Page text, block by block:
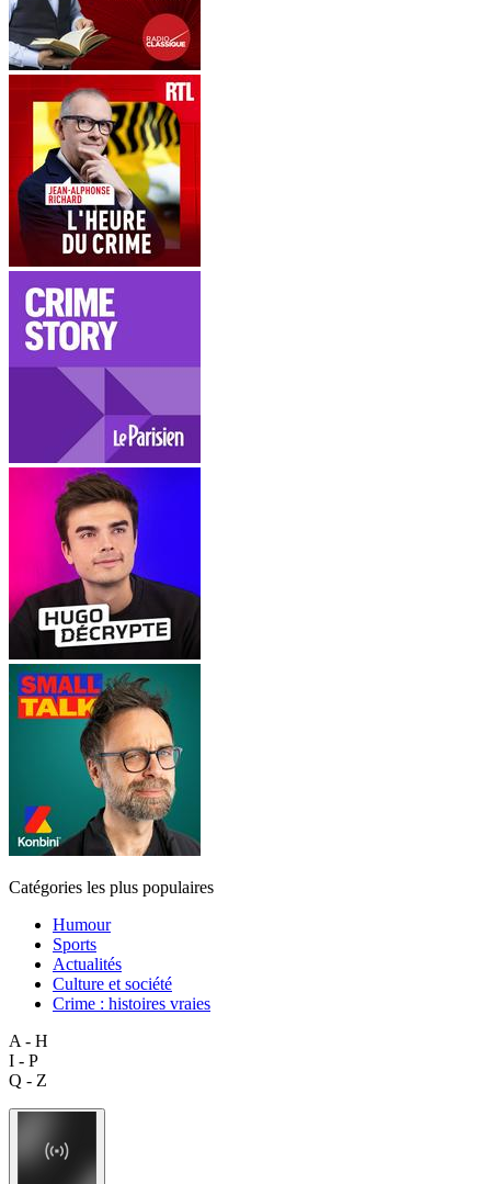
Catégories les plus populaires
Humour
Sports
Actualités
Culture et société
Crime : histoires vraies
A - H
I - P
Q - Z